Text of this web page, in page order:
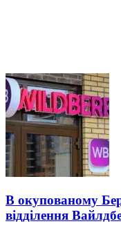
В окупованому
відділення